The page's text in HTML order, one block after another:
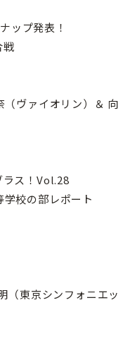
ップ発表！
戦
ヴァイオリン）＆ 向
ス！Vol.28
校の部レポート
東京シンフォニエッ